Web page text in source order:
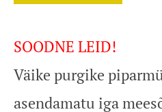
SOODNE LEID!
Väike purgike
asendamatu iga